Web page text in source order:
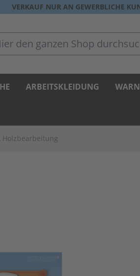
VERKAUF NUR AN GEWERBLICHE
den ganzen Shop durchsuchen...
ARBEITSKLEIDUNG
Holzbearbeitung